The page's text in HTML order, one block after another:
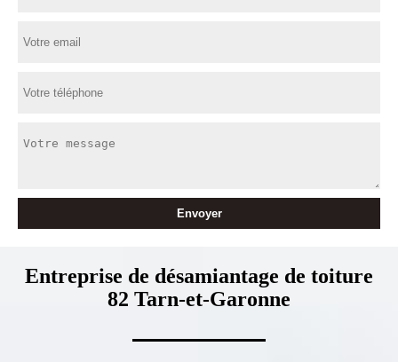
Entreprise de désamiantage de toiture
82 Tarn-et-Garonne